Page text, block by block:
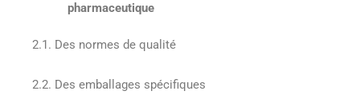
pharmaceutique
2.1. Des normes de qualité
2.2. Des emballages spécifiques